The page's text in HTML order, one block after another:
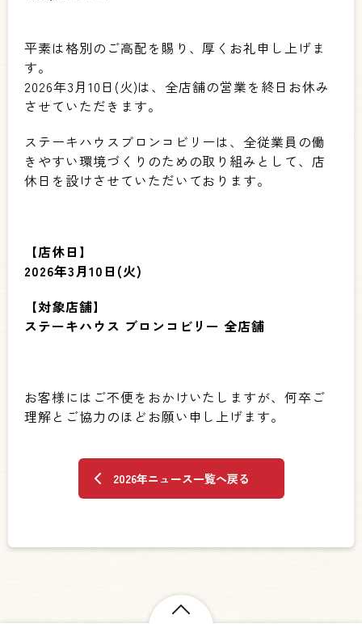
平素は格別のご高配を賜り、厚くお礼申し上げま
す。
2026年3月10日(火)は、全店舗の営業を終日お休み
させていただきます。
ステーキハウスブロンコビリーは、全従業員の働
きやすい環境づくりのための取り組みとして、店
休日を設けさせていただいております。
【店休日】
2026年3月10日(火)
【対象店舗】
ステーキハウス ブロンコビリー 全店舗
お客様にはご不便をおかけいたしますが、何卒ご
理解とご協力のほどお願い申し上げます。
2026年ニュース一覧へ戻る